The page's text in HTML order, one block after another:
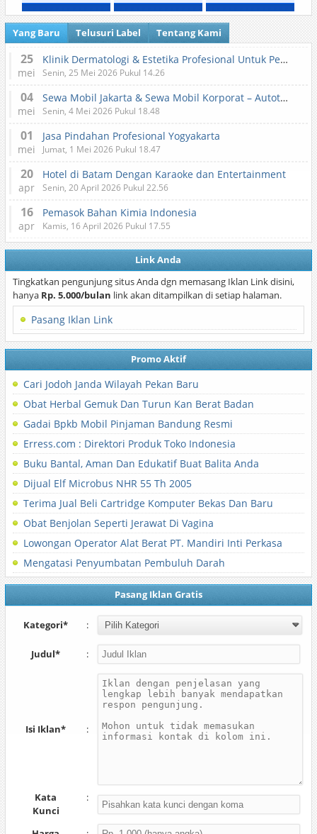
Yang Baru Telusuri Label Tentang Kami
25
mei
Klinik Dermatologi & Estetika Profesional Untuk Perawatan Kulit dan Kecantikan
Senin, 25 Mei 2026 Pukul 14.26
04
mei
Sewa Mobil Jakarta & Sewa Mobil Korporat – Autotranz Indonesia
Senin, 4 Mei 2026 Pukul 18.48
01
mei
Jasa Pindahan Profesional Yogyakarta
Jumat, 1 Mei 2026 Pukul 18.47
20
apr
Hotel di Batam Dengan Karaoke dan Entertainment
Senin, 20 April 2026 Pukul 22.56
16
apr
Pemasok Bahan Kimia Indonesia
Kamis, 16 April 2026 Pukul 17.55
Link Anda
Tingkatkan pengunjung situs Anda dgn memasang Iklan Link disini,
hanya Rp. 5.000/bulan link akan ditampilkan di setiap halaman.
Pasang Iklan Link
Promo Aktif
Cari Jodoh Janda Wilayah Pekan Baru
Obat Herbal Gemuk Dan Turun Kan Berat Badan
Gadai Bpkb Mobil Pinjaman Bandung Resmi
Erress.com : Direktori Produk Toko Indonesia
Buku Bantal, Aman Dan Edukatif Buat Balita Anda
Dijual Elf Microbus NHR 55 Th 2005
Terima Jual Beli Cartridge Komputer Bekas Dan Baru
Obat Benjolan Seperti Jerawat Di Vagina
Lowongan Operator Alat Berat PT. Mandiri Inti Perkasa
Mengatasi Penyumbatan Pembuluh Darah
Pasang Iklan Gratis
Kategori* :
Judul* :
Isi Iklan* :
Kata
Kunci
: